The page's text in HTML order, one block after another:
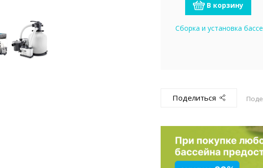
В корзину
Сборка и установка
Поделиться